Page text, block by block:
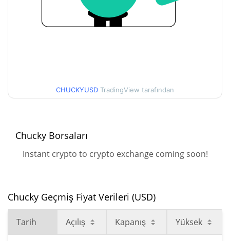
7g Düşük/7g Yüksek
$0,00002578086 /
May 3, 2024 (2 yıl önce)
98.71%
Ağu 8, 2026 (2 gün önce)
CHUCKYUSD TradingView tarafından
Chucky Borsaları
Instant crypto to crypto exchange coming soon!
Chucky Geçmiş Fiyat Verileri (USD)
Tarih Açılış Kapanış Yüksek